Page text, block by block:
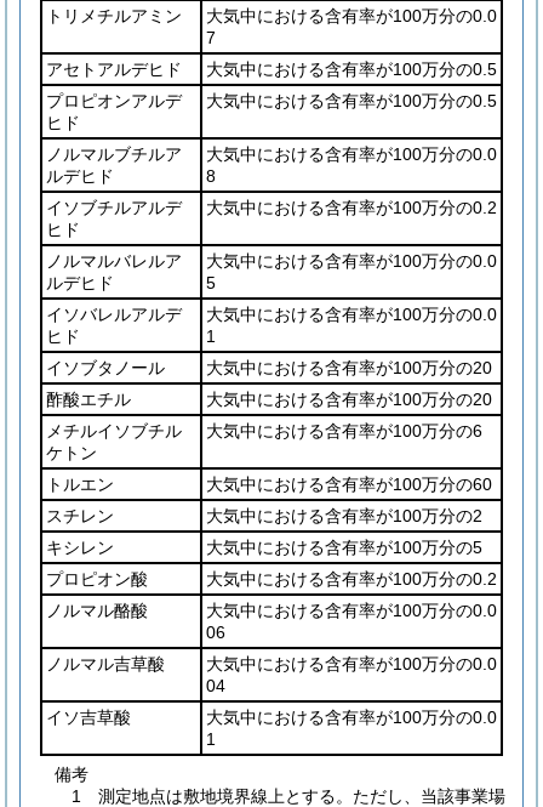
トリメチルアミン
大気中における含有率が100万分の0.0
7
アセトアルデヒド
大気中における含有率が100万分の0.5
プロピオンアルデ
ヒド
大気中における含有率が100万分の0.5
ノルマルブチルア
ルデヒド
大気中における含有率が100万分の0.0
8
イソブチルアルデ
ヒド
大気中における含有率が100万分の0.2
ノルマルバレルア
ルデヒド
大気中における含有率が100万分の0.0
5
イソバレルアルデ
ヒド
大気中における含有率が100万分の0.0
1
イソブタノール
大気中における含有率が100万分の20
酢酸エチル
大気中における含有率が100万分の20
メチルイソブチル
ケトン
大気中における含有率が100万分の6
トルエン
大気中における含有率が100万分の60
スチレン
大気中における含有率が100万分の2
キシレン
大気中における含有率が100万分の5
プロピオン酸
大気中における含有率が100万分の0.2
ノルマル酪酸
大気中における含有率が100万分の0.0
06
ノルマル吉草酸
大気中における含有率が100万分の0.0
04
イソ吉草酸
大気中における含有率が100万分の0.0
1
備考
1 測定地点は敷地境界線上とする。ただし、当該事業場